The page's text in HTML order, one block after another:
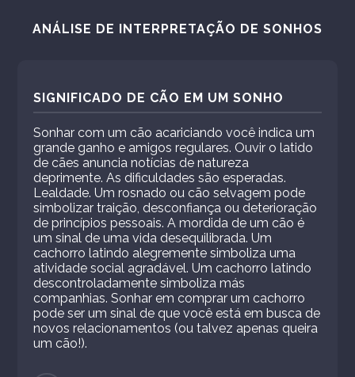
ANÁLISE DE INTERPRETAÇÃO DE SONHOS
SIGNIFICADO DE CÃO EM UM SONHO
Sonhar com um cão acariciando você indica um
grande ganho e amigos regulares. Ouvir o latido
de cães anuncia notícias de natureza
deprimente. As dificuldades são esperadas.
Lealdade. Um rosnado ou cão selvagem pode
simbolizar traição, desconfiança ou deterioração
de princípios pessoais. A mordida de um cão é
um sinal de uma vida desequilibrada. Um
cachorro latindo alegremente simboliza uma
atividade social agradável. Um cachorro latindo
descontroladamente simboliza más
companhias. Sonhar em comprar um cachorro
pode ser um sinal de que você está em busca de
novos relacionamentos (ou talvez apenas queira
um cão!).